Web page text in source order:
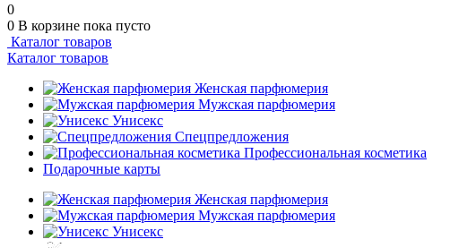
0
0 В корзине пока пусто
Каталог товаров
Каталог товаров
Женская парфюмерия
Мужская парфюмерия
Унисекс
Спецпредложения
Профессиональная косметика
Подарочные карты
Женская парфюмерия
Мужская парфюмерия
Унисекс